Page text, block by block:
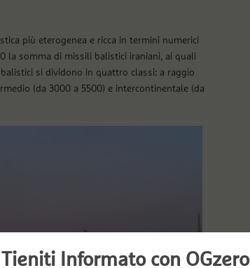
più eterogenea e ricca in termini numerici
la somma di missili balistici iraniani, ai quali
si dividono in quattro classi: a raggio
(da 3000 a 5500) e intercontinentale (da
Tieniti Informato con OGzero